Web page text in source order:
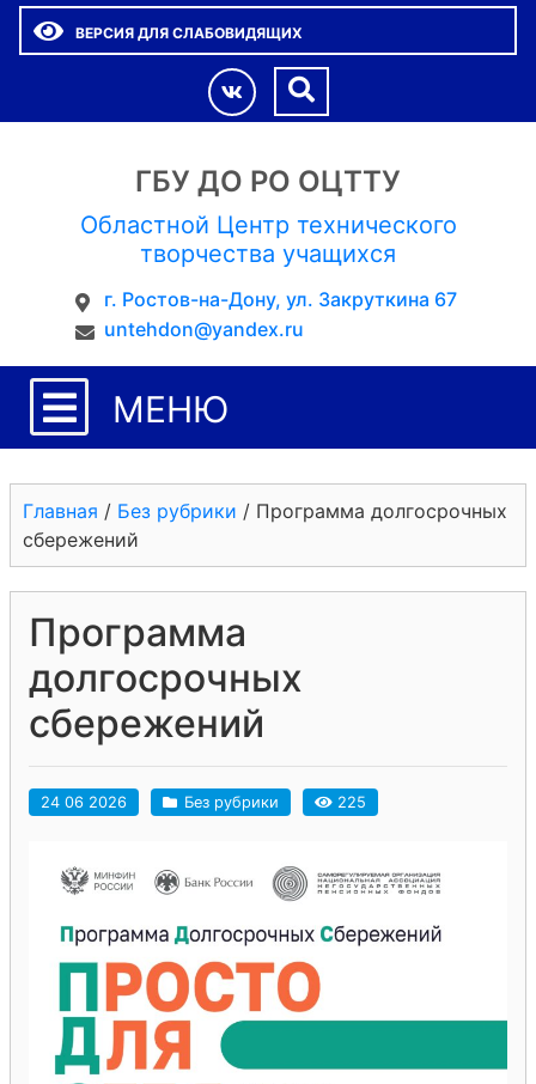
ВЕРСИЯ ДЛЯ СЛАБОВИДЯЩИХ
ГБУ ДО РО ОЦТТУ
Областной Центр технического
творчества учащихся
г. Ростов-на-Дону, ул. Закруткина 67
untehdon@yandex.ru
МЕНЮ
Главная / Без рубрики / Программа долгосрочных
сбережений
Программа
долгосрочных
сбережений
24 06 2026 Без рубрики 225